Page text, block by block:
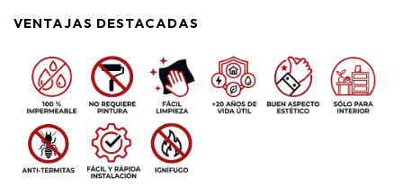
VENTAJAS DESTACADAS